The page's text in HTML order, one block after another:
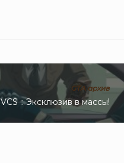
GTA архив
:: Эксклюзив в массы!